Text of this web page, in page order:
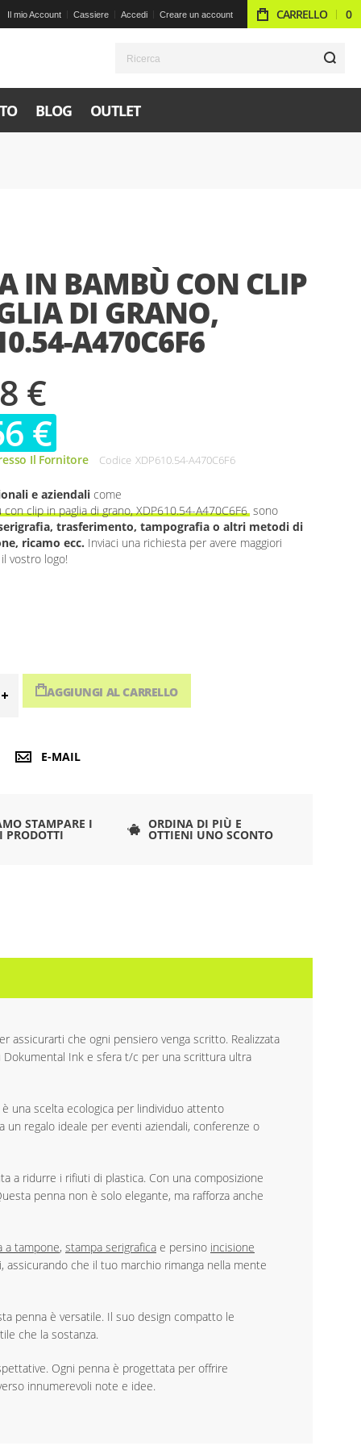
Il mio Account Cassiere Accedi Creare un account CARRELLO 0
BLOG OUTLET
IN BAMBÙ CON CLIP
DI GRANO,
A470C6F6
€
€
Il Fornitore Codice XDP610.54-A470C6F6
e aziendali come
clip in paglia di grano, XDP610.54-A470C6F6 sono
trasferimento, tampografia o altri metodi di
ricamo ecc. Inviaci una richiesta per avere maggiori
vostro logo!
AGGIUNGI AL CARRELLO
E-MAIL
STAMPARE I
PRODOTTI
ORDINA DI PIÙ E
OTTIENI UNO SCONTO
che ogni pensiero venga scritto. Realizzata
Dokumental Ink e sfera t/c per una scrittura ultra
una scelta ecologica per lindividuo attento
regalo ideale per eventi aziendali, conferenze o
a ridurre i rifiuti di plastica. Con una composizione
penna non è solo elegante, ma rafforza anche
a tampone, stampa serigrafica e persino incisione
che il tuo marchio rimanga nella mente
penna è versatile. Il suo design compatto le
che la sostanza.
Ogni penna è progettata per offrire
innumerevoli note e idee.